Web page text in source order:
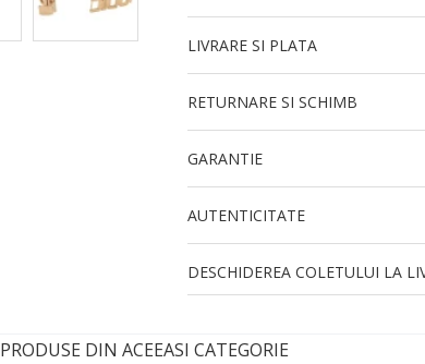
LIVRARE SI PLATA
RETURNARE SI SCHIMB
GARANTIE
AUTENTICITATE
DESCHIDEREA COLETULUI LA
PRODUSE DIN ACEEASI CATEGORIE